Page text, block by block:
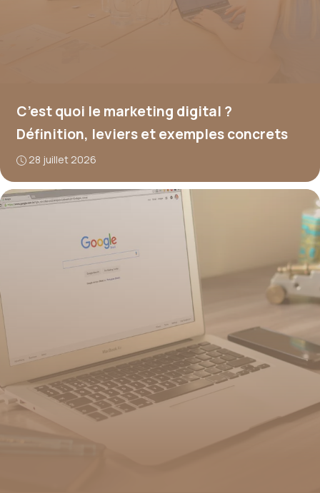
C’est quoi le marketing digital ?
Définition, leviers et exemples concrets
28 juillet 2026